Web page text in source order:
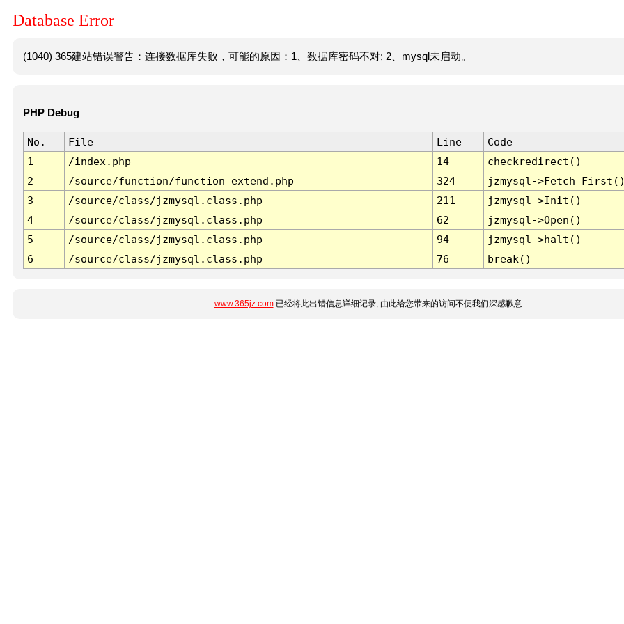
Database Error
(1040) 365建站错误警告：连接数据库失败，可能的原因：1、数据库密码不对; 2、mysql未启动。
PHP Debug
No. File Line
Code
1
/index.php 14
checkredirect()
2
/source/function/function_extend.php 324
jzmysql-
3
/source/class/jzmysql.class.php 211
jzmysql->Init()
4
/source/class/jzmysql.class.php 62
jzmysql->Open()
5
/source/class/jzmysql.class.php 94
jzmysql->halt()
6
/source/class/jzmysql.class.php 76 break()
www.365jz.com已经将此出错信息详细记录, 由此给您带来的访问不便我们深感歉意.